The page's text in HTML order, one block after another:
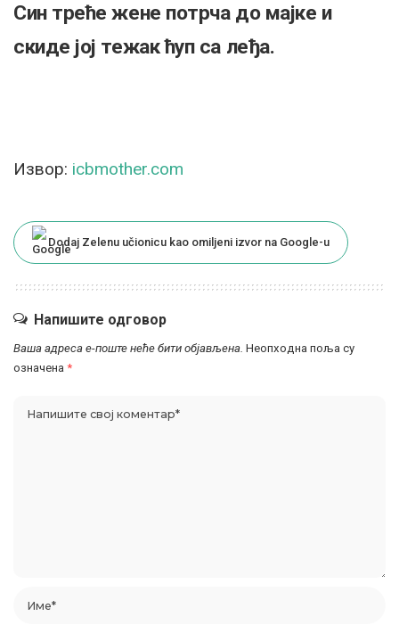
Син треће жене потрча до мајке и
скиде јој тежак ћуп са леђа.
Извор: icbmother.com
Dodaj Zelenu učionicu kao omiljeni izvor na Google-u
Напишите одговор
Ваша адреса е-поште неће бити објављена. Неопходна поља су
означена *